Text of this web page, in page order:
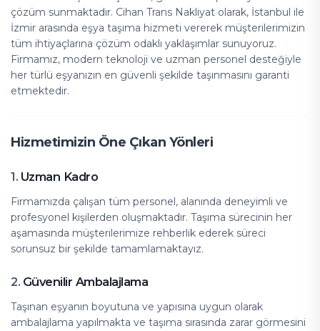
çözüm sunmaktadır. Cihan Trans Nakliyat olarak, İstanbul ile
İzmir arasında eşya taşıma hizmeti vererek müşterilerimizin
tüm ihtiyaçlarına çözüm odaklı yaklaşımlar sunuyoruz.
Firmamız, modern teknoloji ve uzman personel desteğiyle
her türlü eşyanızın en güvenli şekilde taşınmasını garanti
etmektedir.
Hizmetimizin Öne Çıkan Yönleri
1. Uzman Kadro
Firmamızda çalışan tüm personel, alanında deneyimli ve
profesyonel kişilerden oluşmaktadır. Taşıma sürecinin her
aşamasında müşterilerimize rehberlik ederek süreci
sorunsuz bir şekilde tamamlamaktayız.
2. Güvenilir Ambalajlama
Taşınan eşyanın boyutuna ve yapısına uygun olarak
ambalajlama yapılmakta ve taşıma sırasında zarar görmesini